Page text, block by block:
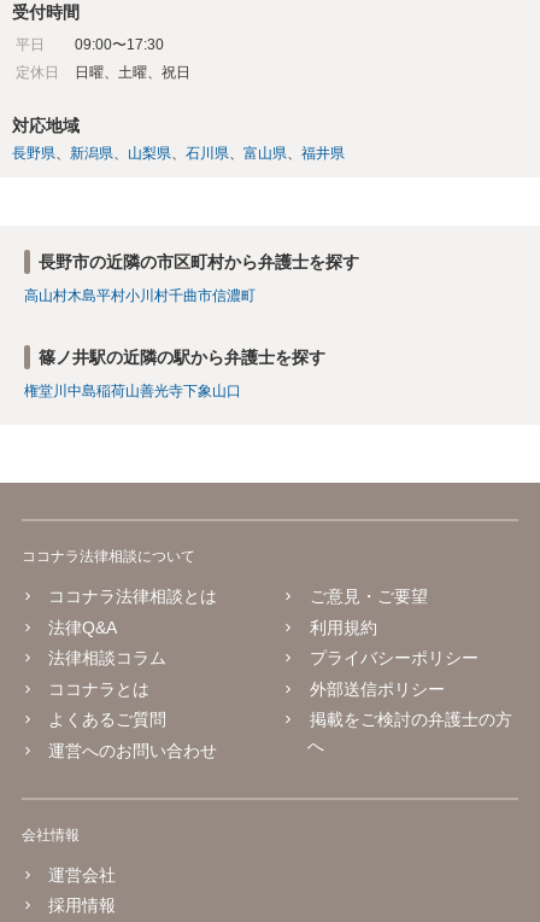
受付時間
平日
09:00〜17:30
定休日
日曜、土曜、祝日
対応地域
長野県 新潟県 山梨県 石川県 富山県 福井県
長野市の近隣の市区町村から弁護士を探す
高山村木島平村小川村千曲市信濃町
篠ノ井駅の近隣の駅から弁護士を探す
権堂川中島稲荷山善光寺下象山口
ココナラ法律相談について
ココナラ法律相談とは
法律Q&A
法律相談コラム
ココナラとは
よくあるご質問
運営へのお問い合わせ
ご意見・ご要望
利用規約
プライバシーポリシー
外部送信ポリシー
掲載をご検討の弁護士の方
へ
会社情報
運営会社
採用情報